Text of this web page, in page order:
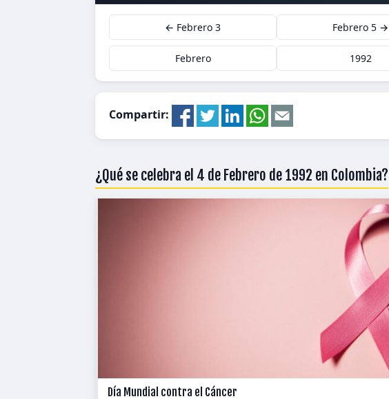
← Febrero 3 Febrero 5 →
Febrero 1992
Compartir:
¿Qué se celebra el 4 de Febrero de 1992 en Colombia?
Día Mundial contra el Cáncer